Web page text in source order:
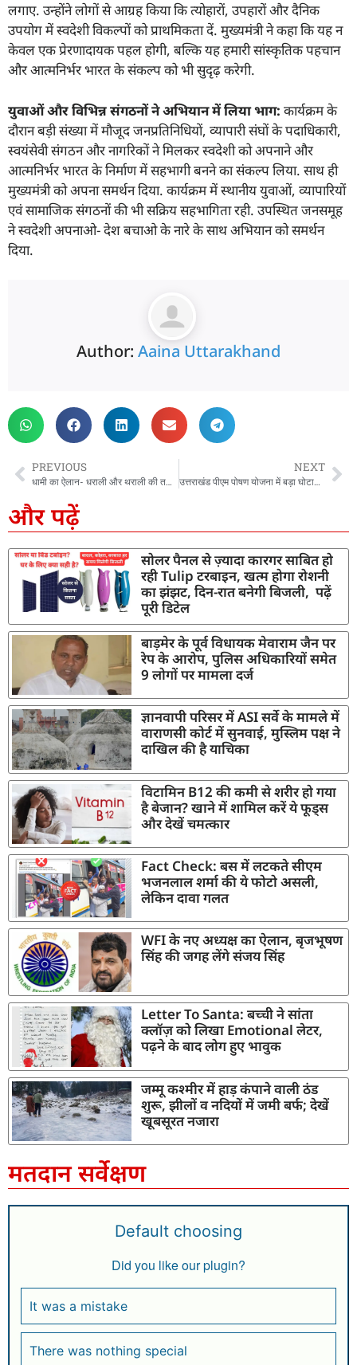
लगाए. उन्होंने लोगों से आग्रह किया कि त्योहारों, उपहारों और दैनिक
उपयोग में स्वदेशी विकल्पों को प्राथमिकता दें. मुख्यमंत्री ने कहा कि यह न
केवल एक प्रेरणादायक पहल होगी, बल्कि यह हमारी सांस्कृतिक पहचान
और आत्मनिर्भर भारत के संकल्प को भी सुदृढ़ करेगी.
युवाओं और विभिन्न संगठनों ने अभियान में लिया भाग: कार्यक्रम के
दौरान बड़ी संख्या में मौजूद जनप्रतिनिधियों, व्यापारी संघों के पदाधिकारी,
स्वयंसेवी संगठन और नागरिकों ने मिलकर स्वदेशी को अपनाने और
आत्मनिर्भर भारत के निर्माण में सहभागी बनने का संकल्प लिया. साथ ही
मुख्यमंत्री को अपना समर्थन दिया. कार्यक्रम में स्थानीय युवाओं, व्यापारियों
एवं सामाजिक संगठनों की भी सक्रिय सहभागिता रही. उपस्थित जनसमूह
ने स्वदेशी अपनाओ- देश बचाओ के नारे के साथ अभियान को समर्थन
दिया.
Author: Aaina Uttarakhand
PREVIOUS
धामी का ऐलान- धराली और थराली की तर्ज पर दिया जाएगा आपदा प्रभावितों को राहत पैकेज, कहा- विपदा की घड़ी में आपदा प्रभावितों के साथ खड़ी है हमारी सरकार
NEXT
उत्तराखंड पीएम पोषण योजना में बड़ा घोटाला, कर्मचारी ने लगाई ₹3.18 करोड़ की चपत, हुआ फरार –
और पढ़ें
सोलर पैनल से ज़्यादा कारगर साबित हो
रही Tulip टरबाइन, खत्म होगा रोशनी
का झंझट, दिन-रात बनेगी बिजली, पढ़ें
पूरी डिटेल
बाड़मेर के पूर्व विधायक मेवाराम जैन पर
रेप के आरोप, पुलिस अधिकारियों समेत
9 लोगों पर मामला दर्ज
ज्ञानवापी परिसर में ASI सर्वे के मामले में
वाराणसी कोर्ट में सुनवाई, मुस्लिम पक्ष ने
दाखिल की है याचिका
विटामिन B12 की कमी से शरीर हो गया
है बेजान? खाने में शामिल करें ये फूड्स
और देखें चमत्कार
Fact Check: बस में लटकते सीएम
भजनलाल शर्मा की ये फोटो असली,
लेकिन दावा गलत
WFI के नए अध्यक्ष का ऐलान, बृजभूषण
सिंह की जगह लेंगे संजय सिंह
Letter To Santa: बच्ची ने सांता
क्लॉज़ को लिखा Emotional लेटर,
पढ़ने के बाद लोग हुए भावुक
जम्मू कश्मीर में हाड़ कंपाने वाली ठंड
शुरू, झीलों व नदियों में जमी बर्फ; देखें
खूबसूरत नजारा
मतदान सर्वेक्षण
Default choosing
Did you like our plugin?
It was a mistake
There was nothing special